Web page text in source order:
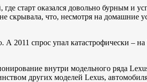
старт оказался довольно бурным и
скрывала, что, несмотря на домашние
спрос упал катастрофически – на
внутри модельного ряда
других моделей Lexus,